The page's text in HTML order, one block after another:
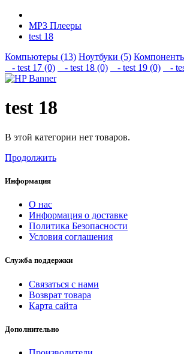
MP3 Плееры
test 18
Компьютеры (13) Ноутбуки (5)
- test 17 (0)
- test 18 (0) - test 19 (0) -
test 18
В этой категории нет товаров.
Продолжить
Информация
О нас
Информация о доставке
Политика Безопасности
Условия соглашения
Служба поддержки
Связаться с нами
Возврат товара
Карта сайта
Дополнительно